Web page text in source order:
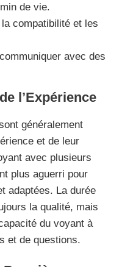
de vie.
compatibilité et les
avec des
l’Expérience
généralement
et de leur
avec plusieurs
plus aguerri pour
adaptées. La durée
la qualité, mais
du voyant à
et de questions.